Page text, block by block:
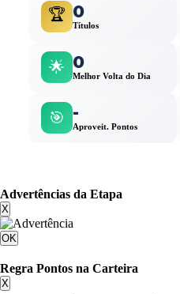
🏆 0
Títulos
🌟 0
Melhor Volta do Dia
🎯 -
Aproveit. Pontos
Advertências da Etapa
X
OK
Regra Pontos na Carteira
X